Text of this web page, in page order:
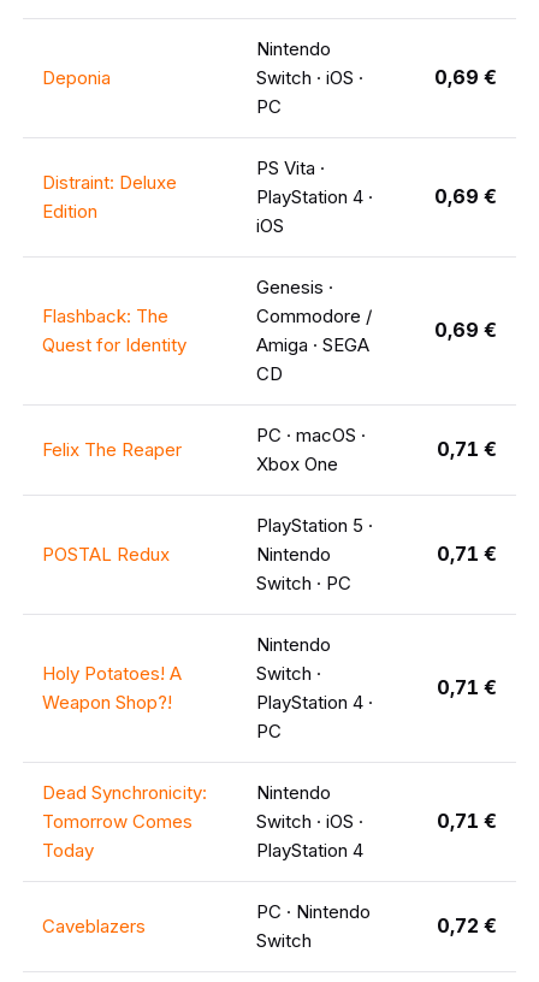
Deponia
Nintendo
Switch · iOS ·
PC
0,69 €
Distraint: Deluxe
Edition
PS Vita ·
PlayStation 4 ·
iOS
0,69 €
Flashback: The
Quest for Identity
Genesis ·
Commodore /
Amiga · SEGA
CD
0,69 €
Felix The Reaper
PC · macOS ·
Xbox One
0,71 €
POSTAL Redux
PlayStation 5 ·
Nintendo
Switch · PC
0,71 €
Holy Potatoes! A
Weapon Shop?!
Nintendo
Switch ·
PlayStation 4 ·
PC
0,71 €
Dead Synchronicity:
Tomorrow Comes
Today
Nintendo
Switch · iOS ·
PlayStation 4
0,71 €
Caveblazers
PC · Nintendo
Switch
0,72 €